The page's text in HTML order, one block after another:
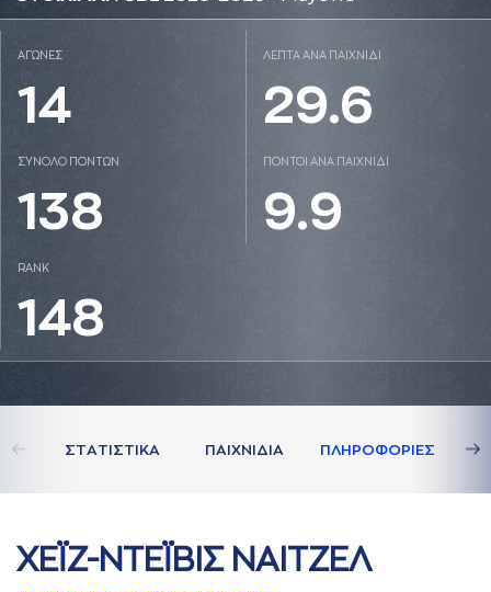
ΑΓΩΝΕΣ
14
ΛΕΠΤΑ ΑΝΑ ΠΑΙΧΝΙΔΙ
29.6
ΣΥΝΟΛΟ ΠΟΝΤΩΝ
138
ΠΟΝΤΟΙ ΑΝΑ ΠΑΙΧΝΙΔΙ
9.9
RANK
148
ΣΤAΤΙΣΤΙΚA ΠAΙΧΝΙΔΙA ΠΛΗΡΟΦΟΡΙΕΣ
ΧΕΪΖ-ΝΤΕΪΒΙΣ ΝAΙΤΖΕΛ